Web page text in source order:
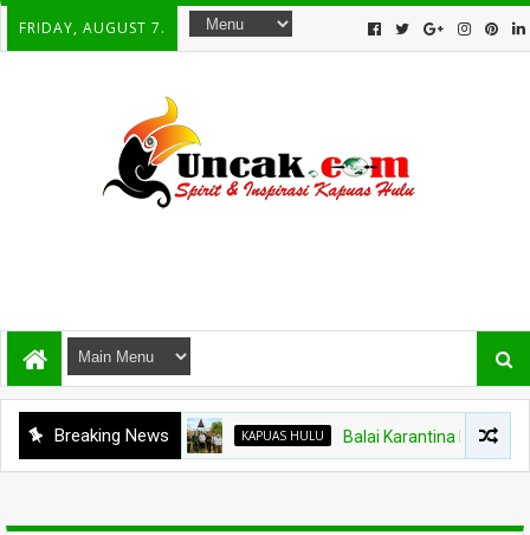
FRIDAY, AUGUST 7.
Breaking News KAPUAS HULU Balai Karantina Kalbar